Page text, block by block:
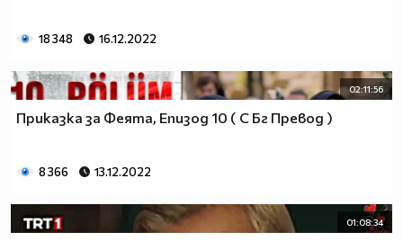
18 348 16.12.2022
02:11:56
Приказка за Феята, Епизод 10 ( С Бг Превод )
8 366 13.12.2022
01:08:34